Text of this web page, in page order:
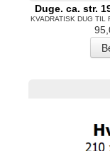
Duge. ca. str.
KVADRATISK DUG TIL